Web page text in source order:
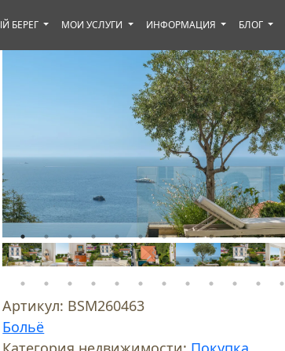
БЕРЕГ МОИ УСЛУГИ ИНФОРМАЦИЯ БЛОГ
Артикул: BSM260463
Больё